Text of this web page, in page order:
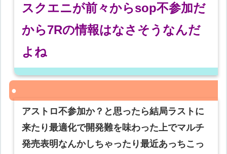
スクエニが前々からsop不参加だ
から7Rの情報はなさそうなんだ
よね
アストロ不参加か？と思ったら結局ラストに
来たり最適化で開発難を味わった上でマルチ
発売表明なんかしちゃったり最近あっちこっ